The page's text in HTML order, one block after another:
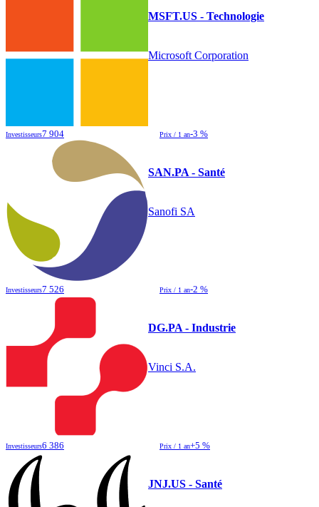
MSFT.US - Technologie
Microsoft Corporation
Investisseurs7 904 Prix / 1 an-3 %
SAN.PA - Santé
Sanofi SA
Investisseurs7 526 Prix / 1 an-2 %
DG.PA - Industrie
Vinci S.A.
Investisseurs6 386 Prix / 1 an+5 %
JNJ.US - Santé